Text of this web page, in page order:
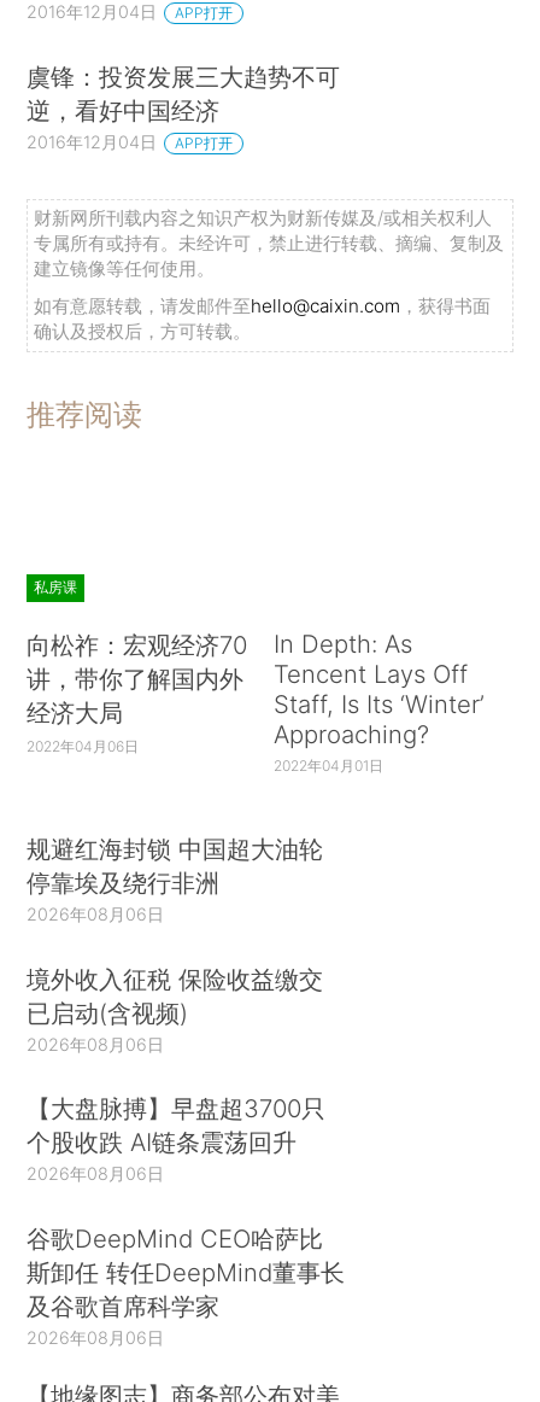
2016年12月04日 APP打开
虞锋：投资发展三大趋势不可
逆，看好中国经济
2016年12月04日 APP打开
财新网所刊载内容之知识产权为财新传媒及/或相关权利人
专属所有或持有。未经许可，禁止进行转载、摘编、复制及
建立镜像等任何使用。
如有意愿转载，请发邮件至hello@caixin.com ，获得书面
确认及授权后，方可转载。
推荐阅读
私房课
向松祚：宏观经济70
讲，带你了解国内外
经济大局
2022年04月06日
In Depth: As
Tencent Lays Off
Staff, Is Its ‘Winter’
Approaching?
2022年04月01日
规避红海封锁 中国超大油轮
停靠埃及绕行非洲
2026年08月06日
境外收入征税 保险收益缴交
已启动(含视频)
2026年08月06日
【大盘脉搏】早盘超3700只
个股收跌 AI链条震荡回升
2026年08月06日
谷歌DeepMind CEO哈萨比
斯卸任 转任DeepMind董事长
及谷歌首席科学家
2026年08月06日
【地缘图志】商务部公布对美